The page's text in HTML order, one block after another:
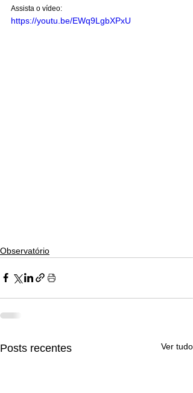
Assista o vídeo:
https://youtu.be/EWq9LgbXPxU
Observatório
Posts recentes Ver tudo